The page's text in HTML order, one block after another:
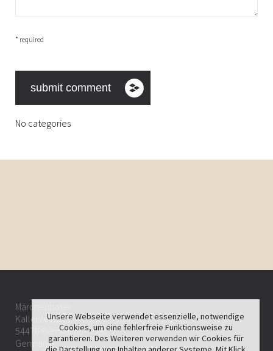
* required
No categories
Märchenhotel
Kallenfelsstr. 25-27
54470 Bernkastel-Kues
Germany
Unsere Webseite verwendet essenzielle, notwendige
Cookies, um eine fehlerfreie Funktionsweise zu
garantieren. Des Weiteren verwenden wir Cookies für